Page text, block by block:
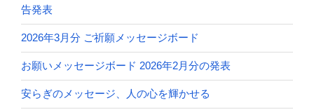
告発表
2026年3月分 ご祈願メッセージボード
お願いメッセージボード 2026年2月分の発表
安らぎのメッセージ、人の心を輝かせる